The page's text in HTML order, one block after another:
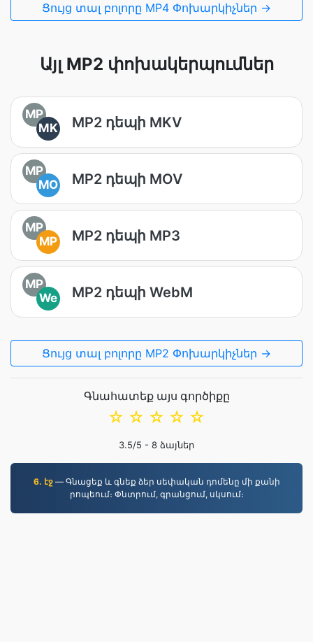
Ցույց տալ բոլորը MP4 Փոխարկիչներ →
Այլ MP2 փոխակերպումներ
MP
MK
MP2 դեպի MKV
MP
MO
MP2 դեպի MOV
MP
MP
MP2 դեպի MP3
MP
We
MP2 դեպի WebM
Ցույց տալ բոլորը MP2 Փոխարկիչներ →
Գնահատեք այս գործիքը
☆
☆
☆
☆
☆
3.5/5 - 8 ձայներ
6. էջ— Գնացեք և գնեք ձեր սեփական դոմենը մի քանի
րոպեում։ Փնտրում, գրանցում, սկսում։